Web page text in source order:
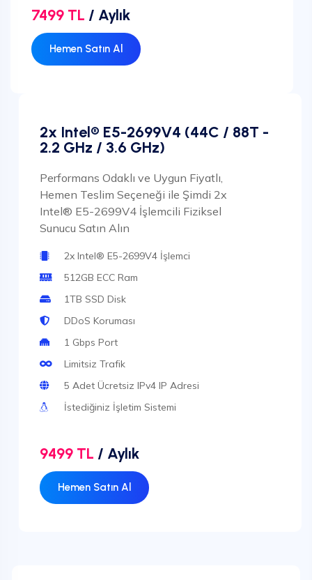
Hemen Satın Al
7499 TL / Aylık
2x Intel® E5-2699V4 (44C / 88T -
2.2 GHz / 3.6 GHz)
Performans Odaklı ve Uygun Fiyatlı,
Hemen Teslim Seçeneği ile Şimdi 2x
Intel® E5-2699V4 İşlemcili Fiziksel
Sunucu Satın Alın
2x Intel® E5-2699V4 İşlemci
512GB ECC Ram
1TB SSD Disk
DDoS Koruması
1 Gbps Port
Limitsiz Trafik
5 Adet Ücretsiz IPv4 IP Adresi
İstediğiniz İşletim Sistemi
Hemen Satın Al
9499 TL / Aylık